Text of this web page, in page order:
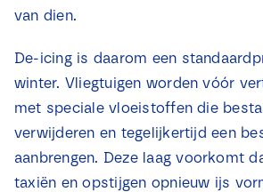
van dien.
De-icing is daarom een
winter. Vliegtuigen worden vóór
met speciale vloeistoffen die
verwijderen en tegelijkertijd een
aanbrengen. Deze laag voorkomt
taxiën en opstijgen opnieuw ijs